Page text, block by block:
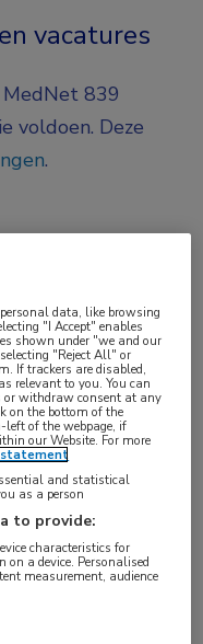
vacatures
839
voldoen. Deze
.
data, like browsing
"I Accept" enables
shown under "we and our
"Reject All" or
If trackers are disabled,
relevant to you. You can
or withdraw consent at any
on the bottom of the
left of the webpage, if
our Website. For more
statement
and statistical
as a person
to provide:
characteristics for
on a device. Personalised
measurement, audience